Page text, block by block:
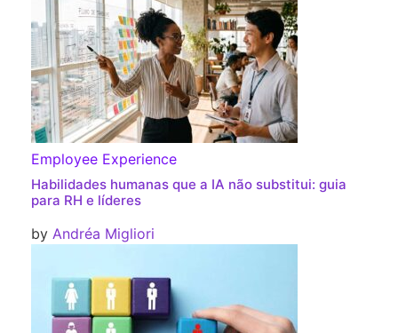
Employee Experience
Habilidades humanas que a IA não substitui: guia
para RH e líderes
by Andréa Migliori